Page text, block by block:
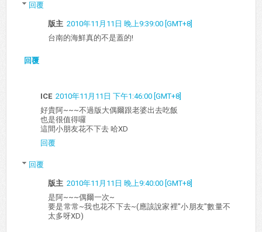
回覆
版主 2010年11月11日 晚上9:39:00 [GMT+8]
台南的海鮮真的不是蓋的!
回覆
ICE 2010年11月11日 下午1:46:00 [GMT+8]
好貴阿~~~不過版大偶爾跟老婆出去吃飯
也是很值得囉
這間小朋友花不下去 哈XD
回覆
回覆
版主 2010年11月11日 晚上9:40:00 [GMT+8]
是阿~~~偶爾一次~
要是常常~我也花不下去~(應該說家裡"小朋友"數量不
太多呀XD)